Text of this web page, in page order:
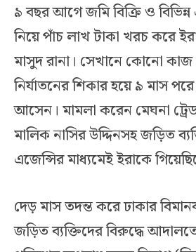
৯ বছর আগে জমি বিক্রি ও
নিয়ে পাঁচ লাখ টাকা খরচ করে
মাসুদ রানা। সেখানে কোনো কাজ
নির্যাতনের শিকার হয়ে ৯ মাস
আসেন। মামলা করেন মেঘনা
মালিক নাসির উদ্দিনসহ জড়িত
এজেন্সির মাধ্যমেই ইরাকে
দেড় মাস তদন্ত করে ঢাকার
জড়িত ব্যক্তিদের বিরুদ্ধে